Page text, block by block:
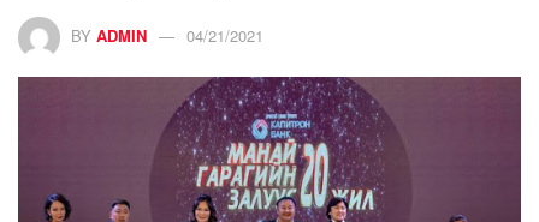
BY ADMIN 04/21/2021